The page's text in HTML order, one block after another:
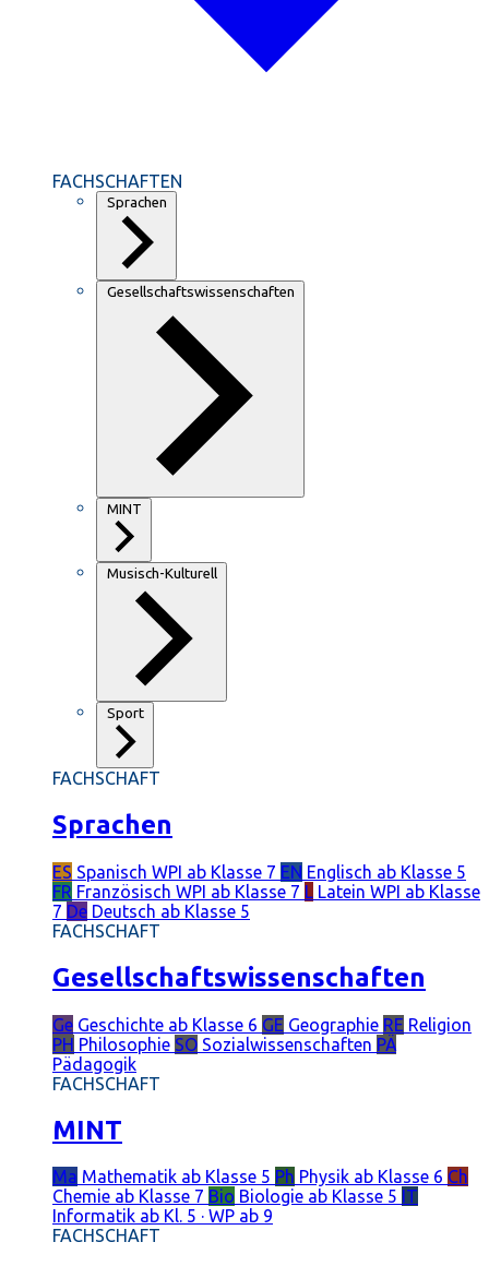
FACHSCHAFTEN
Sprachen
Gesellschaftswissenschaften
MINT
Musisch-Kulturell
Sport
FACHSCHAFT
Sprachen
ES Spanisch WPI ab Klasse 7 EN Englisch ab Klasse 5
FR Französisch WPI ab Klasse 7 L Latein WPI ab Klasse
7 De Deutsch ab Klasse 5
FACHSCHAFT
Gesellschaftswissenschaften
Ge Geschichte ab Klasse 6 GE Geographie RE Religion
PH Philosophie SO Sozialwissenschaften PÄ
Pädagogik
FACHSCHAFT
MINT
Ma Mathematik ab Klasse 5 Ph Physik ab Klasse 6 Ch
Chemie ab Klasse 7 Bio Biologie ab Klasse 5 IT
Informatik ab Kl. 5 · WP ab 9
FACHSCHAFT